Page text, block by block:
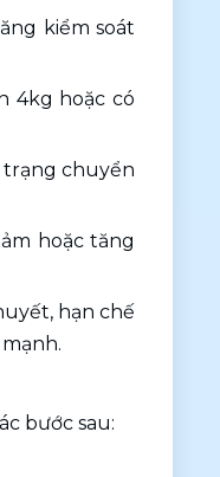
kiểm soát
4kg hoặc có
trạng chuyển
hoặc tăng
hạn chế
bước sau: